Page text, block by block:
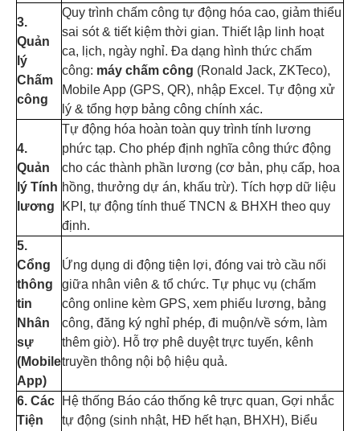
3.
Quản
lý
Chấm
công
Quy trình chấm công tự động hóa cao, giảm thiểu
sai sót & tiết kiệm thời gian. Thiết lập linh hoạt
ca, lịch, ngày nghỉ. Đa dạng hình thức chấm
công: máy chấm công (Ronald Jack, ZKTeco),
Mobile App (GPS, QR), nhập Excel. Tự động xử
lý & tổng hợp bảng công chính xác.
4.
Quản
lý Tính
lương
Tự động hóa hoàn toàn quy trình tính lương
phức tạp. Cho phép định nghĩa công thức động
cho các thành phần lương (cơ bản, phụ cấp, hoa
hồng, thưởng dự án, khấu trừ). Tích hợp dữ liệu
KPI, tự động tính thuế TNCN & BHXH theo quy
định.
5.
Cổng
thông
tin
Nhân
sự
(Mobile
App)
Ứng dụng di động tiện lợi, đóng vai trò cầu nối
giữa nhân viên & tổ chức. Tự phục vụ (chấm
công online kèm GPS, xem phiếu lương, bảng
công, đăng ký nghỉ phép, đi muộn/về sớm, làm
thêm giờ). Hỗ trợ phê duyệt trực tuyến, kênh
truyền thông nội bộ hiệu quả.
6. Các
Tiện
Hệ thống Báo cáo thống kê trực quan, Gợi nhắc
tự động (sinh nhật, HĐ hết hạn, BHXH), Biểu